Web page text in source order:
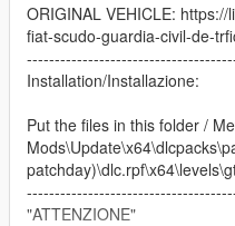
ORIGINAL VEHICLE:
fiat-scudo-guardia-civil-de-
Installation/Installazione:
Put the files in this folder /
"ATTENZIONE"